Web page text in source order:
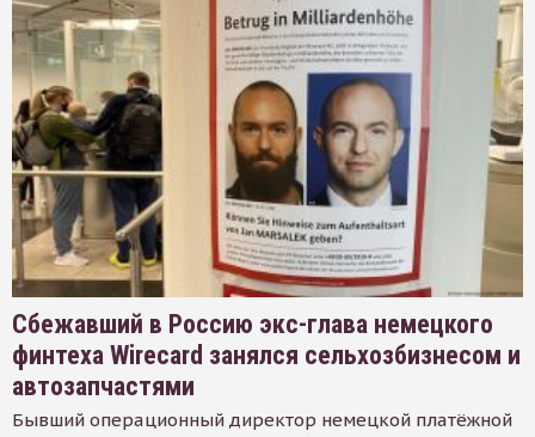
Сбежавший в Россию экс-глава немецкого
финтеха Wirecard занялся сельхозбизнесом и
автозапчастями
Бывший операционный директор немецкой платёжной